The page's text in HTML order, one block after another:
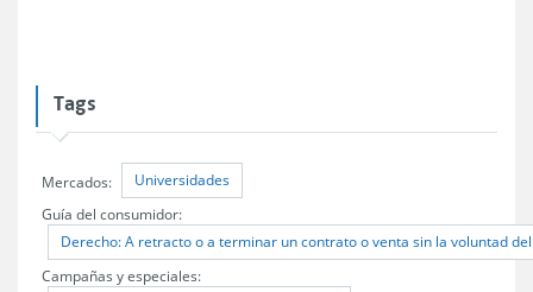
Tags
Mercados: Universidades
Guía del consumidor:
Derecho: A retracto o a terminar un contrato o venta sin la voluntad
Campañas y especiales: